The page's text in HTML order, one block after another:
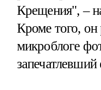
Крещения", –
Кроме того, он
микроблоге